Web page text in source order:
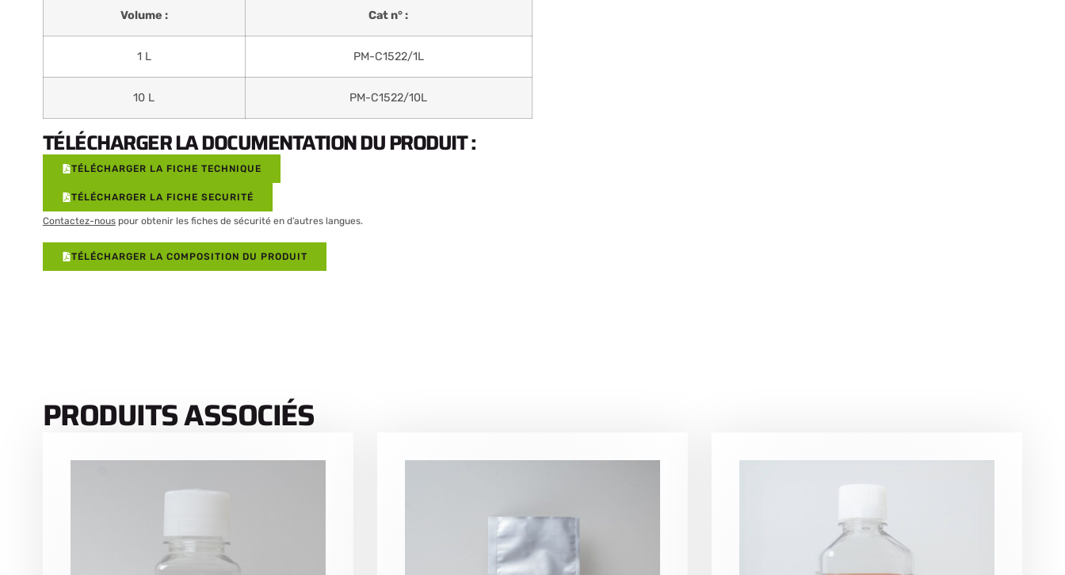
Volume : Cat n° :
1 L PM-C1522/1L
10 L PM-C1522/10L
TÉLÉCHARGER LA DOCUMENTATION DU PRODUIT :
TÉLÉCHARGER LA FICHE TECHNIQUE
TÉLÉCHARGER LA FICHE SECURITÉ
Contactez-nouspour obtenir les fiches de sécurité en d’autres langues.
TÉLÉCHARGER LA COMPOSITION DU PRODUIT
PRODUITS ASSOCIÉS